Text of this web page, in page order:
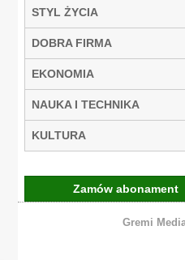
STYL ŻYCIA
DOBRA FIRMA
EKONOMIA
NAUKA I TECHNIKA
KULTURA
Zamów abonament
Gremi